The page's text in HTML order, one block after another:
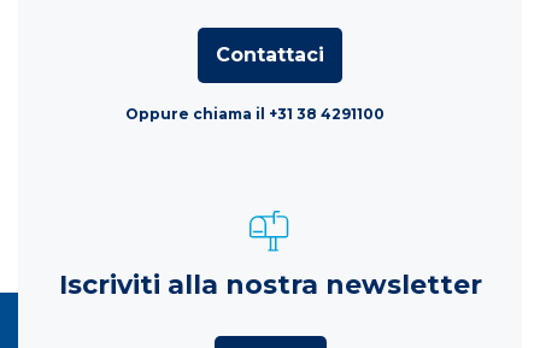
Contattaci
Oppure chiama il +31 38 4291100
Iscriviti alla nostra newsletter